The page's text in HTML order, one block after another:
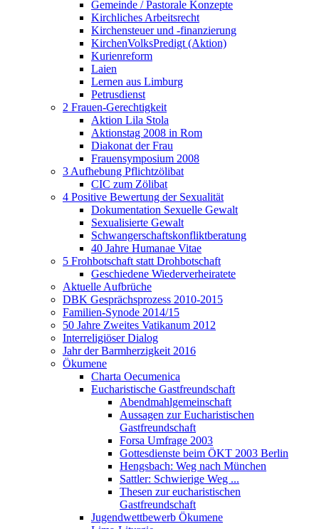
Gemeinde / Pastorale Konzepte
Kirchliches Arbeitsrecht
Kirchensteuer und -finanzierung
KirchenVolksPredigt (Aktion)
Kurienreform
Laien
Lernen aus Limburg
Petrusdienst
2 Frauen-Gerechtigkeit
Aktion Lila Stola
Aktionstag 2008 in Rom
Diakonat der Frau
Frauensymposium 2008
3 Aufhebung Pflichtzölibat
CIC zum Zölibat
4 Positive Bewertung der Sexualität
Dokumentation Sexuelle Gewalt
Sexualisierte Gewalt
Schwangerschaftskonfliktberatung
40 Jahre Humanae Vitae
5 Frohbotschaft statt Drohbotschaft
Geschiedene Wiederverheiratete
Aktuelle Aufbrüche
DBK Gesprächsprozess 2010-2015
Familien-Synode 2014/15
50 Jahre Zweites Vatikanum 2012
Interreligiöser Dialog
Jahr der Barmherzigkeit 2016
Ökumene
Charta Oecumenica
Eucharistische Gastfreundschaft
Abendmahlgemeinschaft
Aussagen zur Eucharistischen
Gastfreundschaft
Forsa Umfrage 2003
Gottesdienste beim ÖKT 2003 Berlin
Hengsbach: Weg nach München
Sattler: Schwierige Weg ...
Thesen zur eucharistischen
Gastfreundschaft
Jugendwettbewerb Ökumene